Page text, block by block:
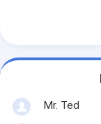
Mr. Ted